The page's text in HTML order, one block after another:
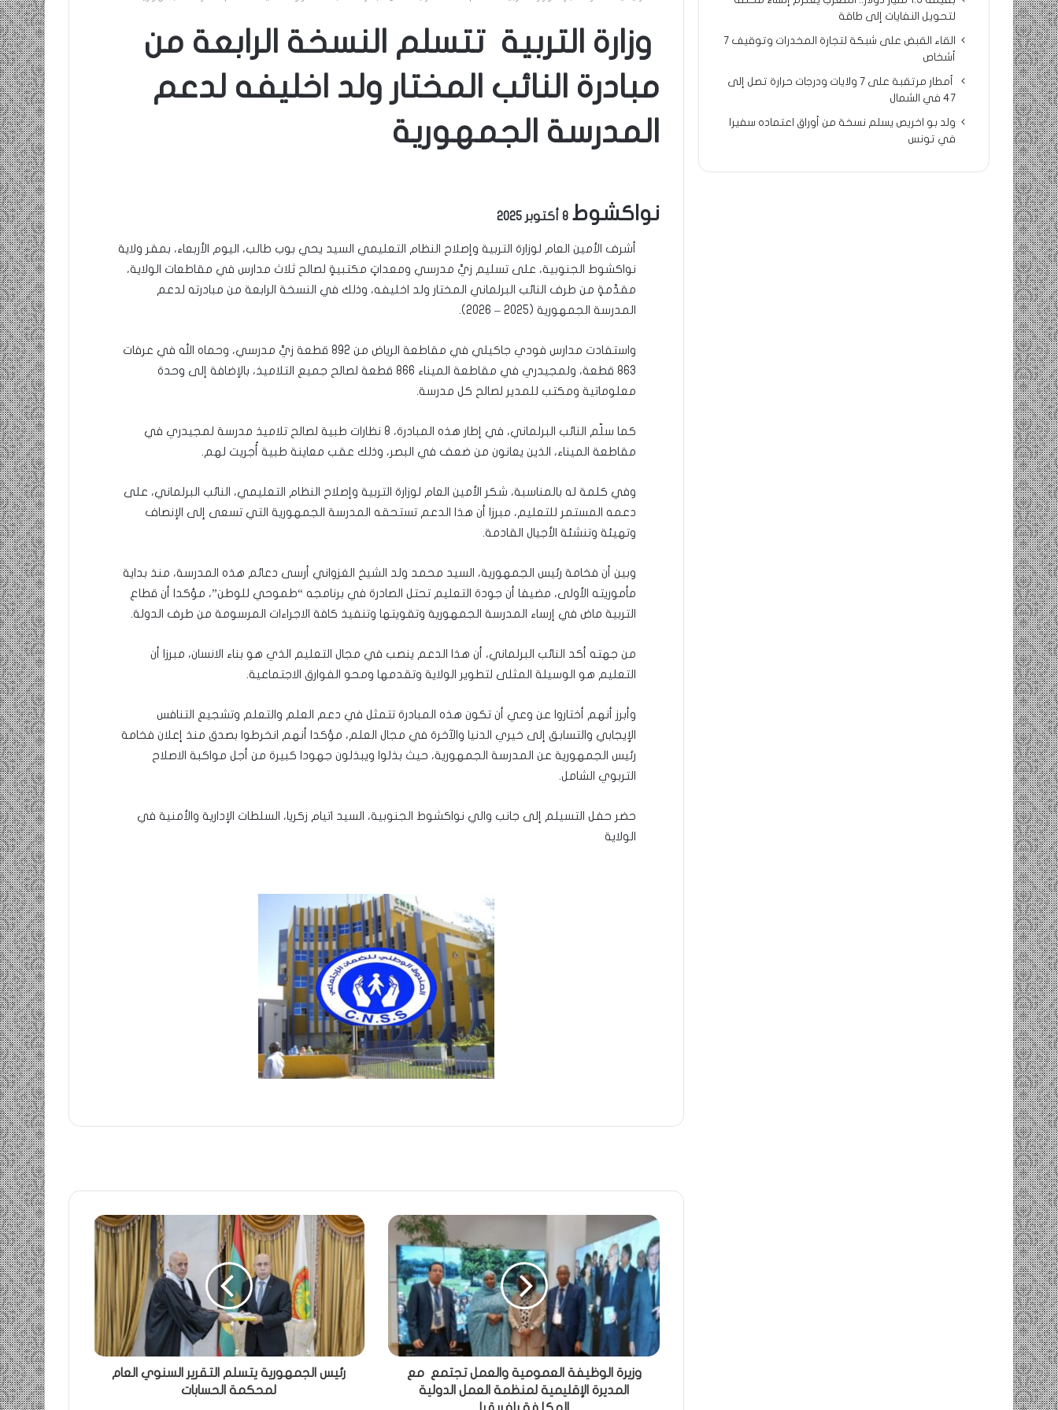
وزارة التربية تتسلم النسخة الرابعة من
مبادرة النائب المختار ولد اخليفه لدعم
المدرسة الجمهورية
نواكشوط
أشرف الأمين العام لوزارة التربية وإصلاح النظام التعليمي السيد يحي بوب طالب، اليوم الأربعاء، بمقر ولاية
نواكشوط الجنوبية، على تسليم زيٍّ مدرسي ومعداتٍ مكتبيةٍ لصالح ثلاث مدارس في مقاطعات الولاية،
مقدَّمةٍ من طرف النائب البرلماني المختار ولد اخليفه، وذلك في النسخة الرابعة من مبادرته لدعم
المدرسة الجمهورية (2025 – 2026).
واستفادت مدارس فودي جاكيلي في مقاطعة الرياض من 892 قطعة زيٍّ مدرسي، وحماه الله في عرفات
863 قطعة، ولمجيدري في مقاطعة الميناء 866 قطعة لصالح جميع التلاميذ، بالإضافة إلى وحدة
معلوماتية ومكتب للمدير لصالح كل مدرسة.
كما سلّم النائب البرلماني، في إطار هذه المبادرة، 8 نظارات طبية لصالح تلاميذ مدرسة لمجيدري في
مقاطعة الميناء، الذين يعانون من ضعف في البصر، وذلك عقب معاينة طبية أُجريت لهم.
وفي كلمة له بالمناسبة، شكر الأمين العام لوزارة التربية وإصلاح النظام التعليمي، النائب البرلماني، على
دعمه المستمر للتعليم، مبرزا أن هذا الدعم تستحقه المدرسة الجمهورية التي تسعى إلى الإنصاف
وتهيئة وتنشئة الأجيال القادمة.
وبين أن فخامة رئيس الجمهورية، السيد محمد ولد الشيخ الغزواني أرسى دعائم هذه المدرسة، منذ بداية
مأموريته الأولى، مضيفا أن جودة التعليم تحتل الصادرة في برنامجه “طموحي للوطن”، مؤكدا أن قطاع
التربية ماض في إرساء المدرسة الجمهورية وتقويتها وتنفيذ كافة الاجراءات المرسومة من طرف الدولة.
من جهته أكد النائب البرلماني، أن هذا الدعم ينصب في مجال التعليم الذي هو بناء الانسان، مبرزا أن
التعليم هو الوسيلة المثلى لتطوير الولاية وتقدمها ومحو الفوارق الاجتماعية.
وأبرز أنهم أختاروا عن وعي أن تكون هذه المبادرة تتمثل في دعم العلم والتعلم وتشجيع التنافس
الإيجابي والتسابق إلى خيري الدنيا والآخرة في مجال العلم، مؤكدا أنهم انخرطوا بصدق منذ إعلان فخامة
رئيس الجمهورية عن المدرسة الجمهورية، حيث بذلوا ويبذلون جهودا كبيرة من أجل مواكبة الاصلاح
التربوي الشامل.
حضر حفل التسيلم إلى جانب والي نواكشوط الجنوبية، السيد اتيام زكريا، السلطات الإدارية والأمنية في
الولاية
وزيرة الوظيفة العمومية والعمل تجتمع مع
المديرة الإقليمية لمنظمة العمل الدولية
رئيس الجمهورية يتسلم التقرير السنوي العام
لمحكمة الحسابات
لتحويل النفايات إلى طاقة
القاء القبض على شبكة لتجارة المخدرات وتوقيف 7
أشخاص
أمطار مرتقبة على 7 ولايات ودرجات حرارة تصل إلى
47 في الشمال
ولد بو اخريص يسلم نسخة من أوراق اعتماده سفيرا
في تونس